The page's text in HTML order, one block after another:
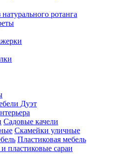
ротанга
Дуэт
Садовые качели
Скамейки уличные
Пластиковая мебель